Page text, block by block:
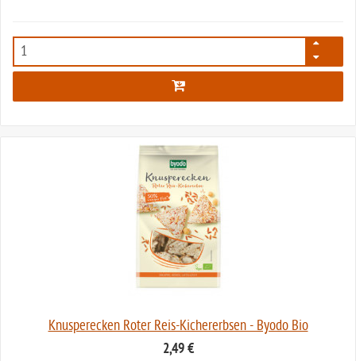
420
Knusperecken Roter Reis-Kichererbsen - Byodo Bio
2,49 €